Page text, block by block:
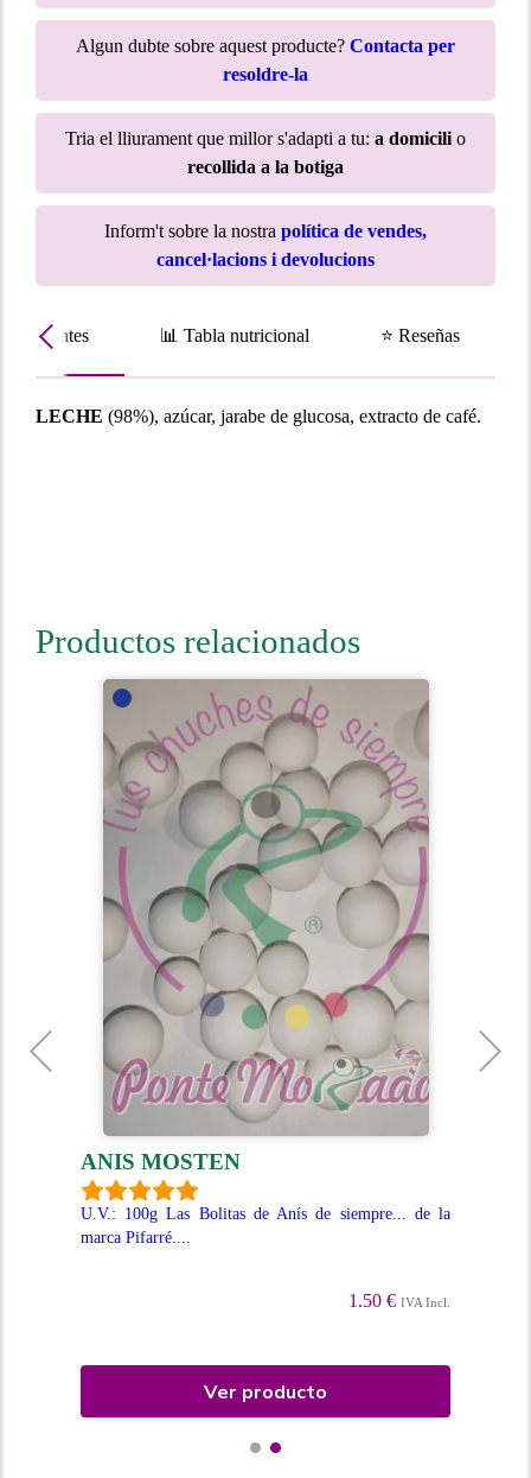
Algun dubte sobre aquest producte? Contacta per
resoldre-la
Tria el lliurament que millor s'adapti a tu: a domicili o
recollida a la botiga
Inform't sobre la nostra política de vendes,
cancel·lacions i devolucions
📊 Tabla nutricional ⭐ Reseñas
LECHE (98%), azúcar, jarabe de glucosa, extracto de café.
Productos relacionados
ANIS MOSTEN
U.V.: 100g Las Bolitas de Anís de siempre... de la
marca Pifarré....
1.50 € IVA Incl.
Ver producto